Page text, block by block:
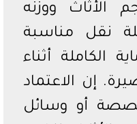
الأثاث ووزنه
نقل مناسبة
الكاملة أثناء
إن الاعتماد
أو وسائل